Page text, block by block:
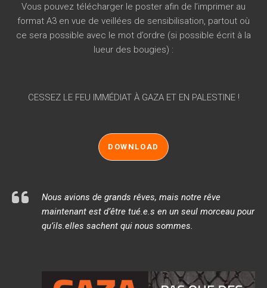
Vous pouvez télécharger le poster afin de l’imprimer au
format A3 en vue de veillées de sensibilisation, partout où
ce sera possible avec le mot d’ordre (si possible écrit à la
lueur des bougies) :
CESSEZ LE FEU IMMÉDIAT À GAZA ET EN PALESTINE !
DOWNLOAD
Nous avions de grands rêves, mais notre rêve
maintenant est d’être tué.e.s en un seul morceau pour
qu’ils.elles sachent qui nous sommes.